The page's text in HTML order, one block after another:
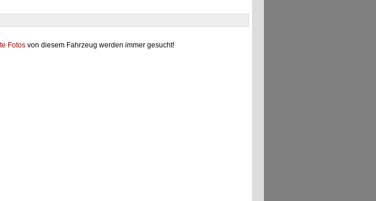
Fotos von diesem Fahrzeug werden immer gesucht!